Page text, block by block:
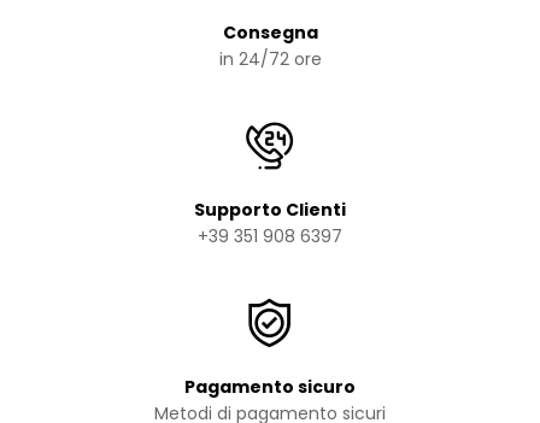
Consegna
in 24/72 ore
Supporto Clienti
+39 351 908 6397
Pagamento sicuro
Metodi di pagamento sicuri